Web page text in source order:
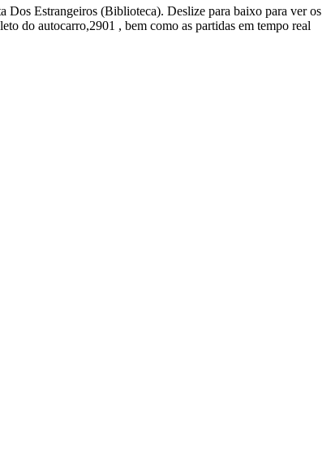
Dos Estrangeiros (Biblioteca). Deslize para baixo para ver os
do autocarro,2901 , bem como as partidas em tempo real